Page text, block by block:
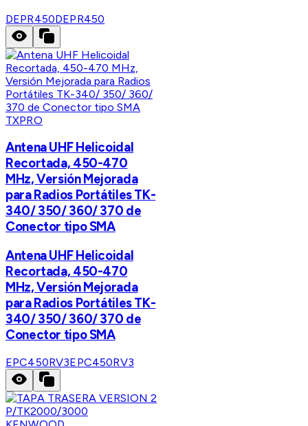
DEPR450DEPR450
TXPRO
Antena UHF Helicoidal
Recortada, 450-470
MHz, Versión Mejorada
para Radios Portátiles TK-
340/ 350/ 360/ 370 de
Conector tipo SMA
Antena UHF Helicoidal
Recortada, 450-470
MHz, Versión Mejorada
para Radios Portátiles TK-
340/ 350/ 360/ 370 de
Conector tipo SMA
EPC450RV3EPC450RV3